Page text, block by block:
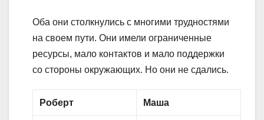
Оба они столкнулись с многими трудностями
на своем пути. Они имели ограниченные
ресурсы, мало контактов и мало поддержки
со стороны окружающих. Но они не сдались.
Роберт Маша